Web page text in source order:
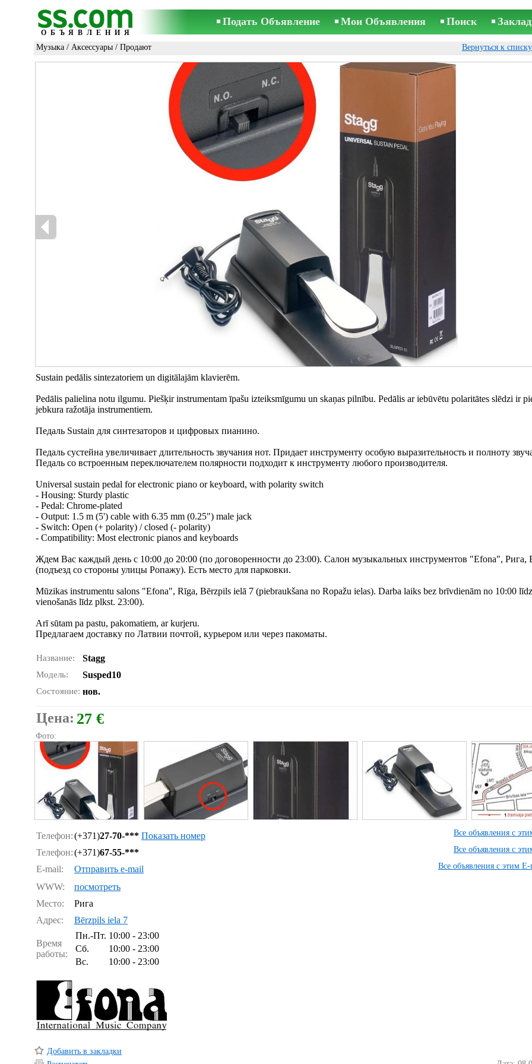
ОБЪЯВЛЕНИЯ
Подать Объявление Мои Объявления Поиск
Музыка / Аксессуары / Продают Вернуться к
Sustain pedālis sintezatoriem un digitālajām klavierēm.
Pedālis palielina notu ilgumu. Piešķir instrumentam īpašu izteiksmīgumu un skaņas pilnību. Pedālis ar iebūvētu polaritātes slēdzi ir
jebkura ražotāja instrumentiem.
Педаль Sustain для синтезаторов и цифровых пианино.
Педаль сустейна увеличивает длительность звучания нот. Придает инструменту особую выразительность и полноту
Педаль со встроенным переключателем полярности подходит к инструменту любого производителя.
Universal sustain pedal for electronic piano or keyboard, with polarity switch
- Housing: Sturdy plastic
- Pedal: Chrome-plated
- Output: 1.5 m (5') cable with 6.35 mm (0.25") male jack
- Switch: Open (+ polarity) / closed (- polarity)
- Compatibility: Most electronic pianos and keyboards
Ждем Вас каждый день с 10:00 до 20:00 (по договоренности до 23:00). Салон музыкальных инструментов "Efona", Рига,
(подъезд со стороны улицы Ропажу). Есть место для парковки.
Mūzikas instrumentu salons "Efona", Rīga, Bērzpils ielā 7 (piebraukšana no Ropažu ielas). Darba laiks bez brīvdienām no 10:00
vienošanās līdz plkst. 23:00).
Arī sūtam pa pastu, pakomatiem, ar kurjeru.
Предлагаем доставку по Латвии почтой, курьером или через пакоматы.
Название: Stagg
Модель: Susped10
Состояние: нов.
Цена: 27 €
Фото:
Телефон:(+371)27-70-*** Показать номер Все объявления с
Телефон:(+371)67-55-*** Все объявления с
E-mail: Отправить e-mail Все объявления с этим
WWW:
посмотреть
Место:
Рига
Адрес:
Bērzpils iela 7
Время
работы:
Пн.-Пт. 10:00 - 23:00
Сб.
10:00 - 23:00
Вс.
10:00 - 23:00
Добавить в закладки